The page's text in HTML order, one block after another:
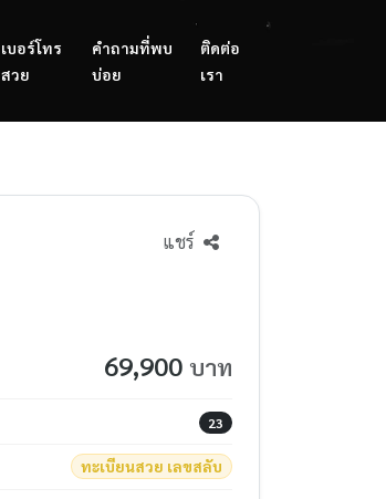
เบอร์โทร
สวย
คำถามที่พบ
บ่อย
ติดต่อ
เรา
แชร์
69,900 บาท
23
ทะเบียนสวย เลขสลับ